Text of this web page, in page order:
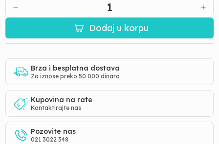
1
Dodaj u korpu
Brza i besplatna dostava
Za iznose preko 50 000 dinara
Kupovina na rate
Kontaktirajte nas
Pozovite nas
021 3022 348